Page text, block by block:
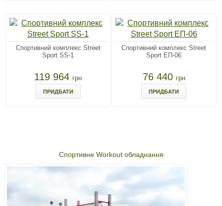
Спортивний комплекс Street
Sport SS-1
119 964грн
ПРИДБАТИ
Спортивний комплекс Street
Sport ЕП-06
76 440 грн
ПРИДБАТИ
Спортивне Workout обладнання